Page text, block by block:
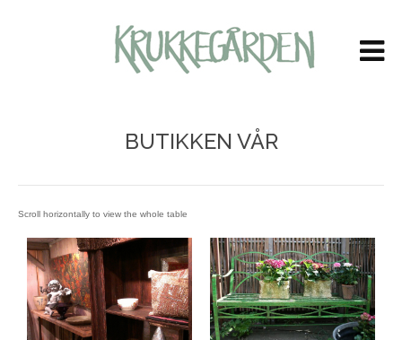
BUTIKKEN VÅR
LOG INOR CREATE AN ACCOUNT
Husk meg